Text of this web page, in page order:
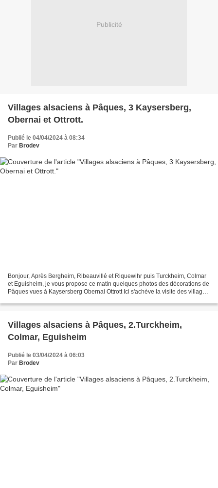
Publicité
Villages alsaciens à Pâques, 3 Kaysersberg,
Obernai et Ottrott.
Publié le 04/04/2024 à 08:34
Par Brodev
Bonjour, Après Bergheim, Ribeauvillé et Riquewihr puis Turckheim, Colmar
et Eguisheim, je vous propose ce matin quelques photos des décorations de
Pâques vues à Kaysersberg Obernai Ottrott Ici s'achève la visite des villages
Villages alsaciens à Pâques, 2.Turckheim,
Colmar, Eguisheim
Publié le 03/04/2024 à 06:03
Par Brodev